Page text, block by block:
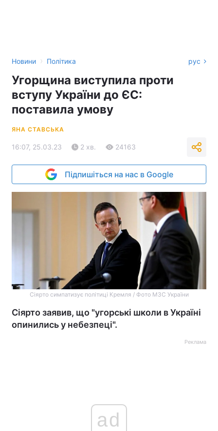
Новини › Політика рус
Угорщина виступила проти
вступу України до ЄС:
поставила умову
ЯНА СТАВСЬКА
16:07, 25.03.23 2 хв. 24163
Підпишіться на нас в Google
Сіярто симпатизує політиці Кремля / Фото МЗС України
Сіярто заявив, що "угорські школи в Україні
опинились у небезпеці".
Реклама
ad